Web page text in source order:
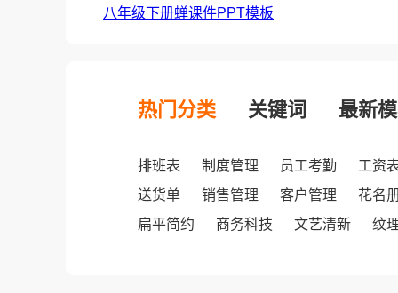
八年级下册蝉课件PPT模板
热门分类 关键词 最新
排班表 制度管理 员工考勤
工资
送货单
销售管理 客户管理
花名
扁平简约
商务科技 文艺清新 纹